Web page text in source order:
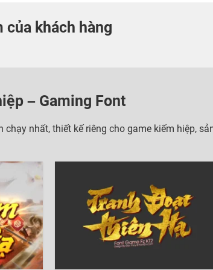
của khách hàng
– Gaming Font
chạy nhất, thiết kế riêng cho game kiếm hiệp,